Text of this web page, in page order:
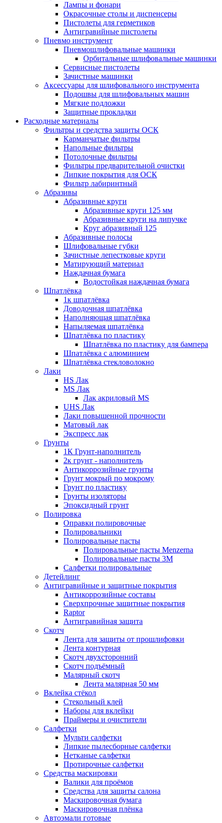
Лампы и фонари
Окрасочные столы и диспенсеры
Пистолеты для герметиков
Антигравийные пистолеты
Пневмо инструмент
Пневмошлифовальные машинки
Орбитальные шлифовальные машинки
Сервисные пистолеты
Зачистные машинки
Аксессуары для шлифовального инструмента
Подошвы для шлифовальных машин
Мягкие подложки
Защитные прокладки
Расходные материалы
Фильтры и средства защиты ОСК
Карманчатые фильтры
Напольные фильтры
Потолочные фильтры
Фильтры предварительной очистки
Липкие покрытия для ОСК
Фильтр лабиринтный
Абразивы
Абразивные круги
Абразивные круги 125 мм
Абразивные круги на липучке
Круг абразивный 125
Абразивные полосы
Шлифовальные губки
Зачистные лепестковые круги
Матирующий материал
Наждачная бумага
Водостойкая наждачная бумага
Шпатлёвка
1к шпатлёвка
Доводочная шпатлёвка
Наполняющая шпатлёвка
Напыляемая шпатлёвка
Шпатлёвка по пластику
Шпатлёвка по пластику для бампера
Шпатлёвка с алюминием
Шпатлёвка стекловолокно
Лаки
HS Лак
MS Лак
Лак акриловый MS
UHS Лак
Лаки повышенной прочности
Матовый лак
Экспресс лак
Грунты
1К Грунт-наполнитель
2к грунт - наполнитель
Антикоррозийные грунты
Грунт мокрый по мокрому
Грунт по пластику
Грунты изоляторы
Эпоксидный грунт
Полировка
Оправки полировочные
Полировальники
Полировальные пасты
Полировальные пасты Menzerna
Полировальные пасты 3M
Салфетки полировальные
Детейлинг
Антигравийные и защитные покрытия
Антикоррозийные составы
Сверхпрочные защитные покрытия
Raptor
Антигравийная защита
Скотч
Лента для защиты от прошлифовки
Лента контурная
Скотч двухсторонний
Скотч подъёмный
Малярный скотч
Лента малярная 50 мм
Вклейка стёкол
Стекольный клей
Наборы для вклейки
Праймеры и очистители
Салфетки
Мульти салфетки
Липкие пылесборные салфетки
Нетканые салфетки
Протирочные салфетки
Средства маскировки
Валики для проёмов
Средства для защиты салона
Маскировочная бумага
Маскировочная плёнка
Автоэмали готовые